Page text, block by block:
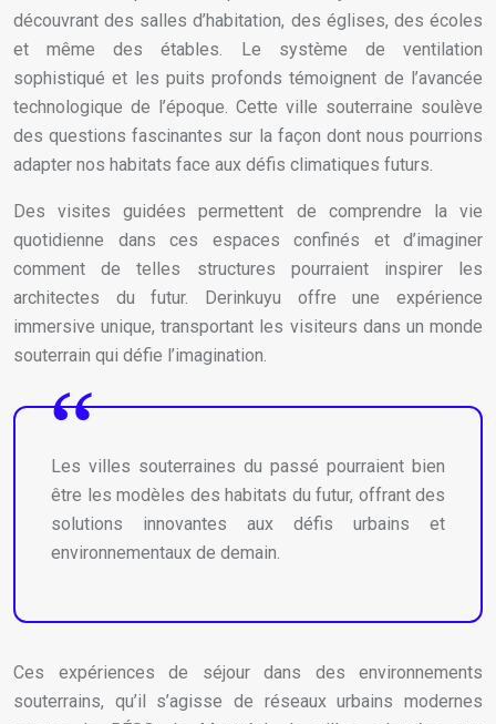
découvrant des salles d’habitation, des églises, des écoles
et même des étables. Le système de ventilation
sophistiqué et les puits profonds témoignent de l’avancée
technologique de l’époque. Cette ville souterraine soulève
des questions fascinantes sur la façon dont nous pourrions
adapter nos habitats face aux défis climatiques futurs.
Des visites guidées permettent de comprendre la vie
quotidienne dans ces espaces confinés et d’imaginer
comment de telles structures pourraient inspirer les
architectes du futur. Derinkuyu offre une expérience
immersive unique, transportant les visiteurs dans un monde
souterrain qui défie l’imagination.
Les villes souterraines du passé pourraient bien
être les modèles des habitats du futur, offrant des
solutions innovantes aux défis urbains et
environnementaux de demain.
Ces expériences de séjour dans des environnements
souterrains, qu’il s’agisse de réseaux urbains modernes